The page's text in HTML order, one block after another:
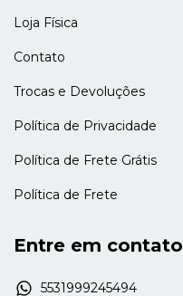
Loja Física
Contato
Trocas e Devoluções
Política de Privacidade
Política de Frete Grátis
Política de Frete
Entre em contato
5531999245494